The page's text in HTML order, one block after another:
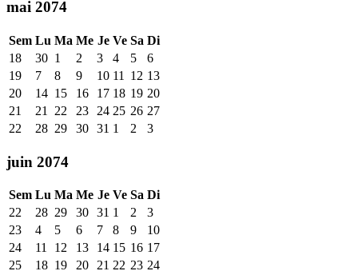
mai 2074
Sem Lu Ma Me Je Ve Sa Di
18
30 1 2 3 4 5
6
19
7 8 9 10 11 12 13
20
14 15 16 17 18 19 20
21
21 22 23 24 25 26 27
22
28 29 30 31 1 2 3
juin 2074
Sem Lu Ma Me Je Ve Sa Di
22
28 29 30 31 1 2
3
23
4 5 6 7 8 9
10
24
11 12 13 14 15 16 17
25
18 19 20 21 22 23 24